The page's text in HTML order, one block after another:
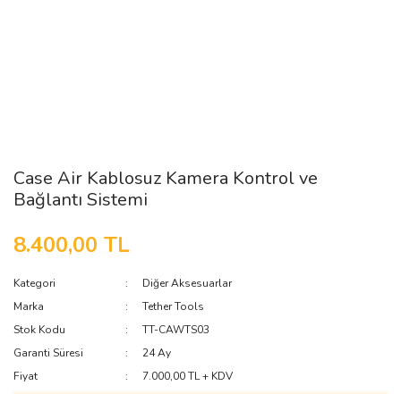
Case Air Kablosuz Kamera Kontrol ve
Bağlantı Sistemi
8.400,00 TL
Kategori
Diğer Aksesuarlar
Marka
Tether Tools
Stok Kodu
TT-CAWTS03
Garanti Süresi
24 Ay
Fiyat
7.000,00 TL + KDV